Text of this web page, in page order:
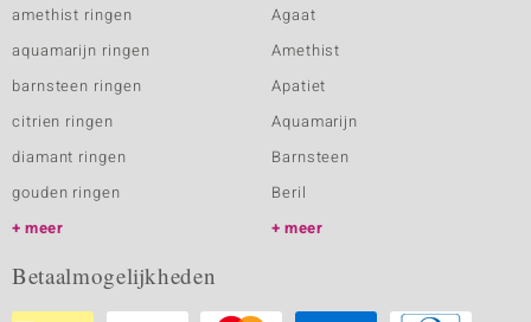
amethist ringen
aquamarijn ringen
barnsteen ringen
citrien ringen
diamant ringen
gouden ringen
meer
Agaat
Amethist
Apatiet
Aquamarijn
Barnsteen
Beril
meer
Betaalmogelijkheden